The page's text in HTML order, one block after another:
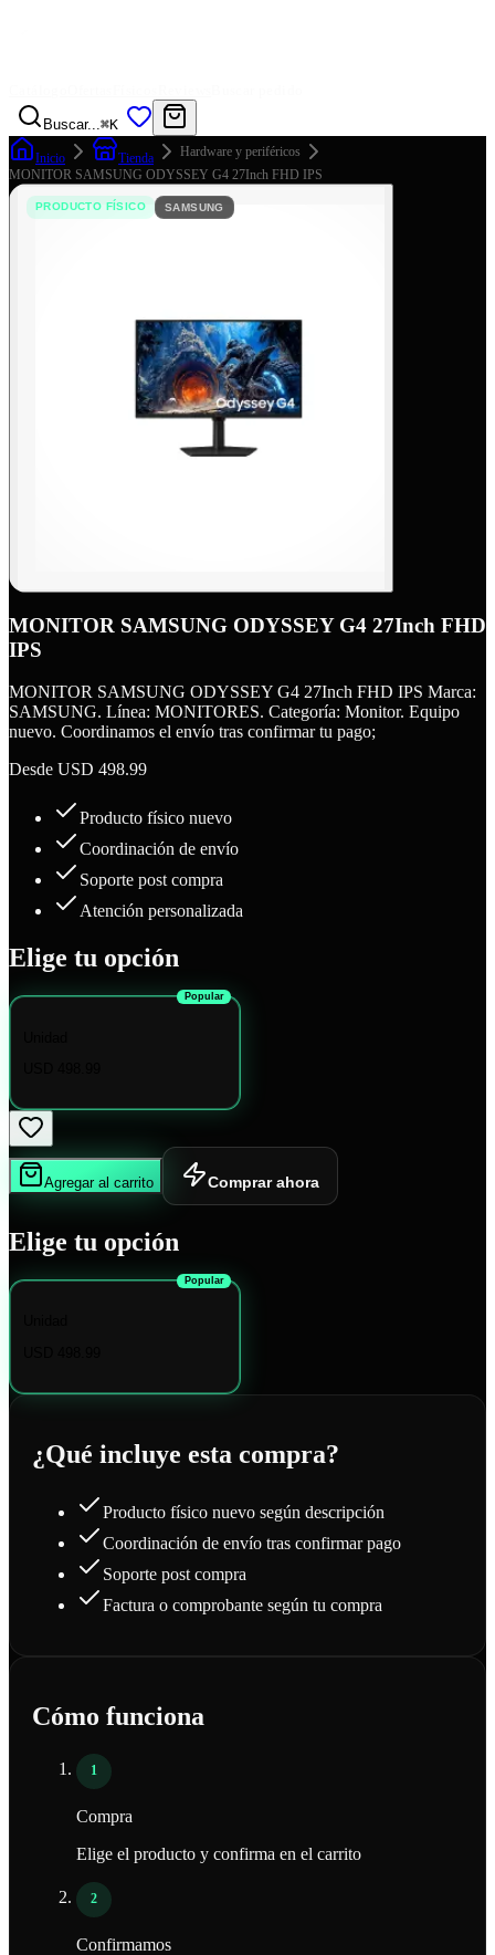
Buscar...⌘K
Inicio Tienda
Hardware y periféricos
MONITOR SAMSUNG ODYSSEY G4 27Inch FHD IPS
PRODUCTO FÍSICO SAMSUNG
MONITOR SAMSUNG ODYSSEY G4 27Inch FHD
IPS
MONITOR SAMSUNG ODYSSEY G4 27Inch FHD IPS Marca:
SAMSUNG. Línea: MONITORES. Categoría: Monitor. Equipo
nuevo. Coordinamos el envío tras confirmar tu pago;
Desde USD 498.99
Producto físico nuevo
Coordinación de envío
Soporte post compra
Atención personalizada
Elige tu opción
Popular
Agregar al carrito Comprar ahora
Elige tu opción
Popular
¿Qué incluye esta compra?
Producto físico nuevo según descripción
Coordinación de envío tras confirmar pago
Soporte post compra
Factura o comprobante según tu compra
Cómo funciona
1
Compra
Elige el producto y confirma en el carrito
2
Confirmamos